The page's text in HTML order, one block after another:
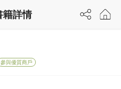
參與優質商戶
籍詳情